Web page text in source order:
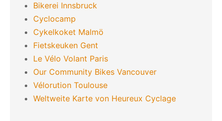
Bikerei Innsbruck
Cyclocamp
Cykelkoket Malmö
Fietskeuken Gent
Le Vélo Volant Paris
Our Community Bikes Vancouver
Vélorution Toulouse
Weltweite Karte von Heureux Cyclage